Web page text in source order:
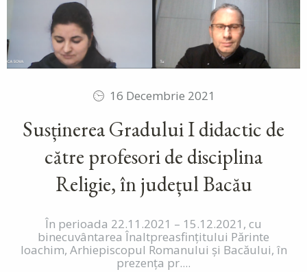
16 Decembrie 2021
Susținerea Gradului I didactic de
către profesori de disciplina
Religie, în județul Bacău
În perioada 22.11.2021 – 15.12.2021, cu
binecuvântarea Înaltpreasfințitului Părinte
Ioachim, Arhiepiscopul Romanului și Bacăului, în
prezența pr....